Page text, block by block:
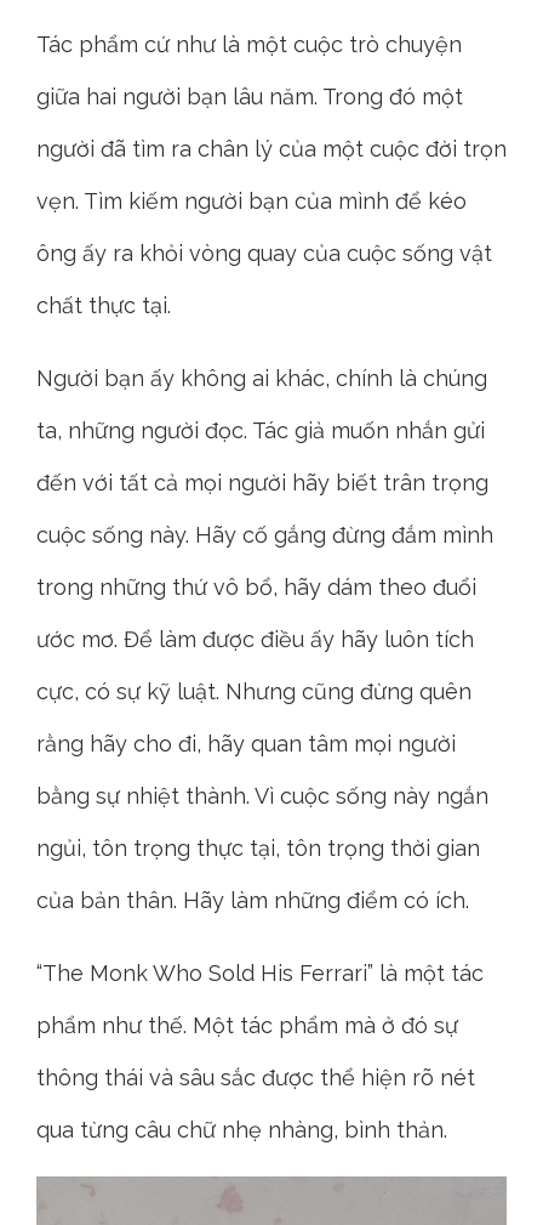
Tác phẩm cứ như là một cuộc trò chuyện
giữa hai người bạn lâu năm. Trong đó một
người đã tìm ra chân lý của một cuộc đời trọn
vẹn. Tìm kiếm người bạn của mình để kéo
ông ấy ra khỏi vòng quay của cuộc sống vật
chất thực tại.
Người bạn ấy không ai khác, chính là chúng
ta, những người đọc. Tác giả muốn nhắn gửi
đến với tất cả mọi người hãy biết trân trọng
cuộc sống này. Hãy cố gắng đừng đắm mình
trong những thứ vô bổ, hãy dám theo đuổi
ước mơ. Để làm được điều ấy hãy luôn tích
cực, có sự kỹ luật. Nhưng cũng đừng quên
rằng hãy cho đi, hãy quan tâm mọi người
bằng sự nhiệt thành. Vì cuộc sống này ngắn
ngủi, tôn trọng thực tại, tôn trọng thời gian
của bản thân. Hãy làm những điểm có ích.
“The Monk Who Sold His Ferrari” là một tác
phẩm như thế. Một tác phẩm mà ở đó sự
thông thái và sâu sắc được thể hiện rõ nét
qua từng câu chữ nhẹ nhàng, bình thản.